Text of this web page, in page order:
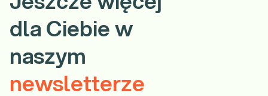
dla Ciebie w
naszym
newsletterze